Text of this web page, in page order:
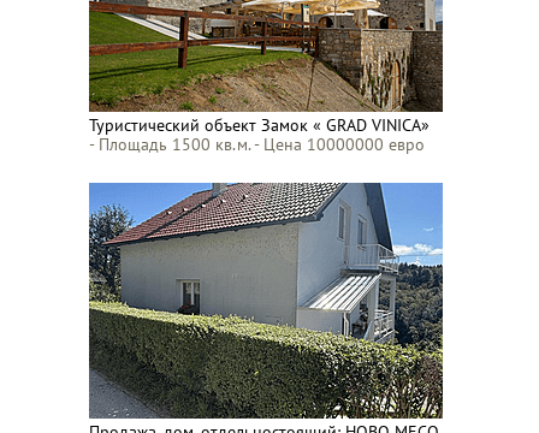
Туристический объект Замок « GRAD VINICA»
- Площадь 1500 кв.м. - Цена 10000000 евро